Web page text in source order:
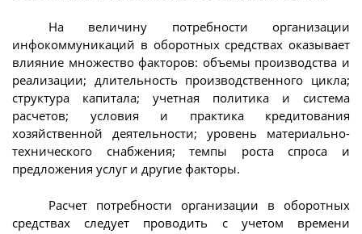
На величину потребности организации
инфокоммуникаций в оборотных средствах оказывает
влияние множество факторов: объемы производства и
реализации; длительность производственного цикла;
структура капитала; учетная политика и система
расчетов; условия и практика кредитования
хозяйственной деятельности; уровень материально-
технического снабжения; темпы роста спроса и
предложения услуг и другие факторы.
Расчет потребности организации в оборотных
средствах следует проводить с учетом времени